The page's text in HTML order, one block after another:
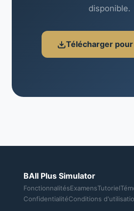
disponible.
Télécharger pour
BAII Plus Simulator
FonctionnalitésExamensTutoriel
ConfidentialitéConditions